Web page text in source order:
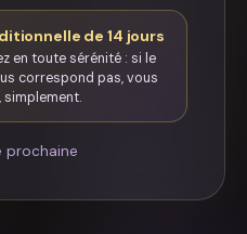
de 14 jours
en toute sérénité : si le
correspond pas, vous
simplement.
prochaine